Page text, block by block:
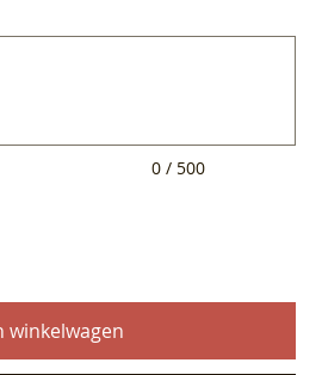
0 / 500
winkelwagen